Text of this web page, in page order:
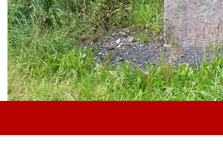
Vereinsheim
Verein
Der Verein
Vorstand
Beirat
Schiedsrichter
Mitgliedschaft
Partner werden
Downloadbereich